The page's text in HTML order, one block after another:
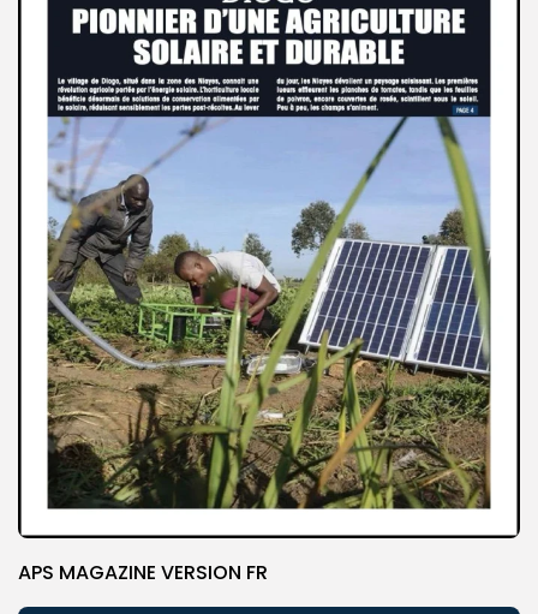
APS MAGAZINE VERSION FR